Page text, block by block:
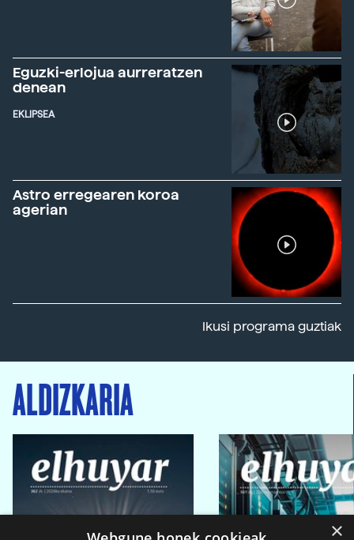
Eguzki-erlojua aurreratzen
denean
EKLIPSEA
Astro erregearen koroa
agerian
Ikusi programa guztiak
ALDIZKARIA
×